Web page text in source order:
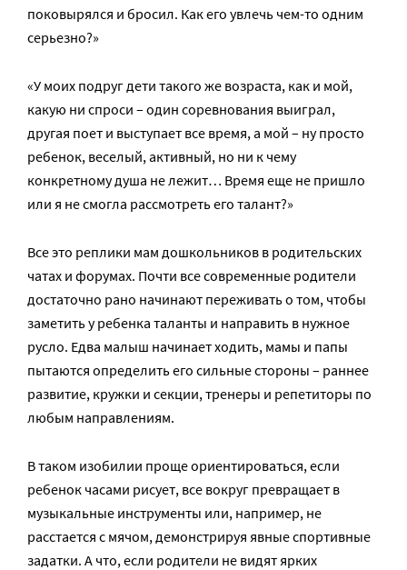
поковырялся и бросил. Как его увлечь чем-то одним
серьезно?»
«У моих подруг дети такого же возраста, как и мой,
какую ни спроси – один соревнования выиграл,
другая поет и выступает все время, а мой – ну просто
ребенок, веселый, активный, но ни к чему
конкретному душа не лежит… Время еще не пришло
или я не смогла рассмотреть его талант?»
Все это реплики мам дошкольников в родительских
чатах и форумах. Почти все современные родители
достаточно рано начинают переживать о том, чтобы
заметить у ребенка таланты и направить в нужное
русло. Едва малыш начинает ходить, мамы и папы
пытаются определить его сильные стороны – раннее
развитие, кружки и секции, тренеры и репетиторы по
любым направлениям.
В таком изобилии проще ориентироваться, если
ребенок часами рисует, все вокруг превращает в
музыкальные инструменты или, например, не
расстается с мячом, демонстрируя явные спортивные
задатки. А что, если родители не видят ярких